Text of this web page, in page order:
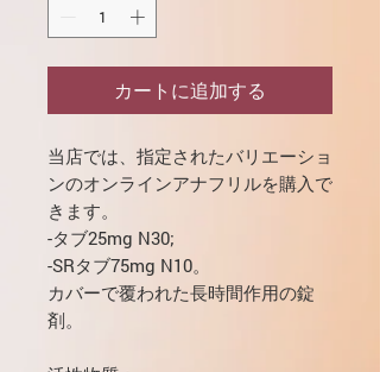
カートに追加する
当店では、指定されたバリエーショ
ンのオンラインアナフリルを購入で
きます。
-タブ25mg N30;
-SRタブ75mg N10。
カバーで覆われた長時間作用の錠
剤。